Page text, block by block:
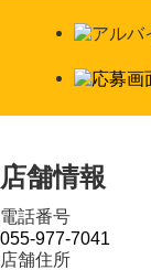
店舗情報
電話番号
055-977-7041
店舗住所